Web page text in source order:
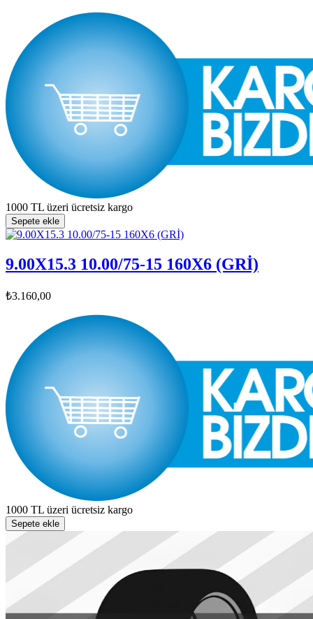
1000 TL üzeri ücretsiz kargo
Sepete ekle
9.00X15.3 10.00/75-15 160X6 (GRİ)
₺3.160,00
1000 TL üzeri ücretsiz kargo
Sepete ekle